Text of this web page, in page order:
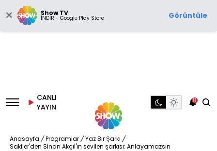
Show TV
İNDİR - Google Play Store Görüntüle
CANLI
YAYIN
8
Anasayfa / Programlar / Yaz Bir Şarkı /
Sakiler'den Sinan Akçıl'ın sevilen şarkısı: Anlayamazsın